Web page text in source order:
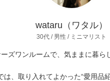
wataru（ワタル）
30代 / 男性 / ミニマリスト
ズワンルームで、気ままに暮ら
は、取り入れてよかった“愛用品